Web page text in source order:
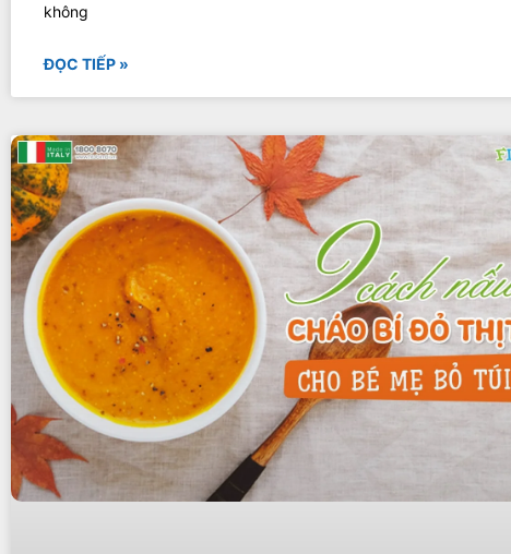
không
ĐỌC TIẾP »